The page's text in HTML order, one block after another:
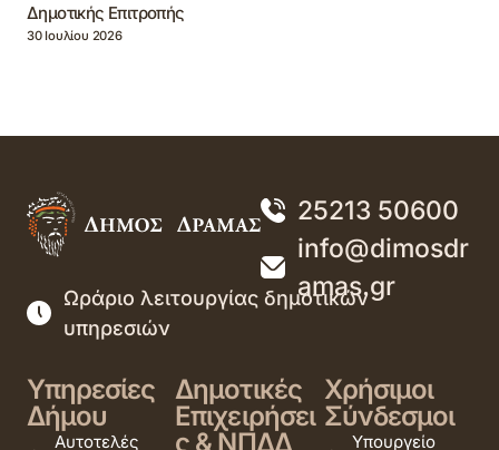
Δημοτικής Επιτροπής
30 Ιουλίου 2026
25213 50600
info@dimosdr
amas.gr
Ωράριο λειτουργίας δημοτικών
υπηρεσιών
Υπηρεσίες
Δήμου
Αυτοτελές
Δημοτικές
Επιχειρήσει
ς & ΝΠΔΔ
Χρήσιμοι
Σύνδεσμοι
Υπουργείο